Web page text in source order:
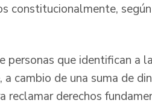
constitucionalmente,
personas que identifican a
cambio de una suma de
reclamar derechos